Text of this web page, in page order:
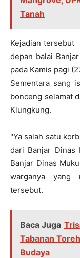
Tanah
Kejadian
depan balai
pada Kamis pagi
Sementara sang
bonceng selamat
Klungkung.
"Ya salah satu
dari Banjar Dinas
Banjar Dinas
warganya yang
tersebut.
Baca Juga
Tabanan
Budaya